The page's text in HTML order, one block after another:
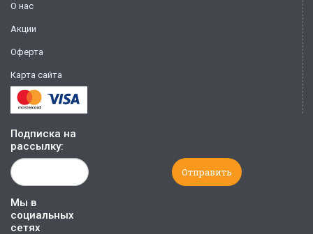
О нас
Акции
Оферта
Карта сайта
Подписка на
рассылку:
Мы в
социальных
сетях